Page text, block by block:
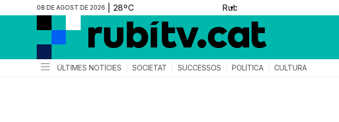
08 DE AGOST DE 2026 ▼
ÚLTIMES NOTÍCIES SOCIETAT SUCCESSOS POLÍTICA CULTURA